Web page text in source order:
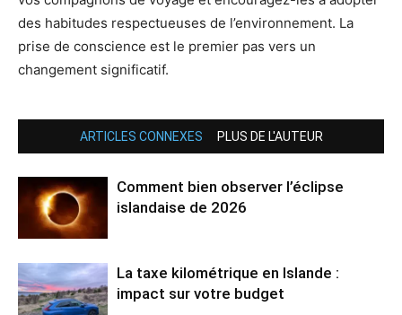
des habitudes respectueuses de l’environnement. La
prise de conscience est le premier pas vers un
changement significatif.
ARTICLES CONNEXES PLUS DE L'AUTEUR
Comment bien observer l’éclipse
islandaise de 2026
La taxe kilométrique en Islande :
impact sur votre budget